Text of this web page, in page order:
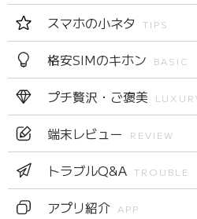
スマホの小ネタ TIPS
格安SIMのキホン BASIC
プチ贅沢・ご褒美
端末レビュー REVIEW
トラブルQ&A TROUBLE
アプリ紹介 APP